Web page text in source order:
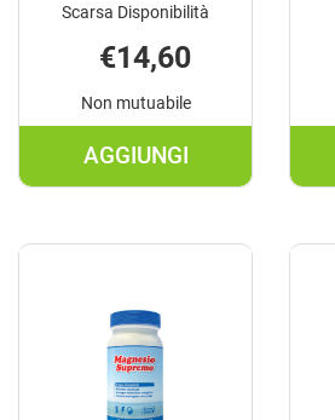
Scarsa Disponibilità
€14,60
Non mutuabile
AGGIUNGI
AGGIUNGI LONGLIFE